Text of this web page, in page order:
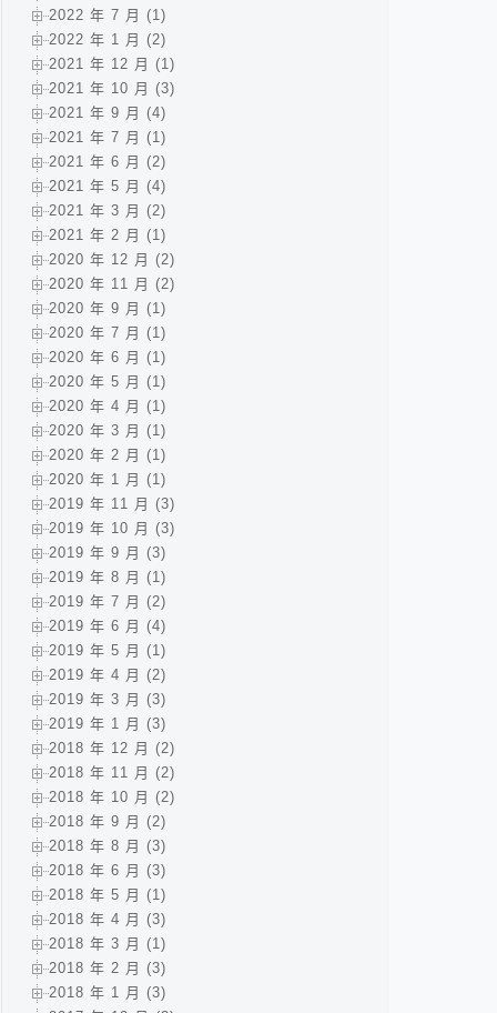
2022 年 7 月 (1)
2022 年 1 月 (2)
2021 年 12 月 (1)
2021 年 10 月 (3)
2021 年 9 月 (4)
2021 年 7 月 (1)
2021 年 6 月 (2)
2021 年 5 月 (4)
2021 年 3 月 (2)
2021 年 2 月 (1)
2020 年 12 月 (2)
2020 年 11 月 (2)
2020 年 9 月 (1)
2020 年 7 月 (1)
2020 年 6 月 (1)
2020 年 5 月 (1)
2020 年 4 月 (1)
2020 年 3 月 (1)
2020 年 2 月 (1)
2020 年 1 月 (1)
2019 年 11 月 (3)
2019 年 10 月 (3)
2019 年 9 月 (3)
2019 年 8 月 (1)
2019 年 7 月 (2)
2019 年 6 月 (4)
2019 年 5 月 (1)
2019 年 4 月 (2)
2019 年 3 月 (3)
2019 年 1 月 (3)
2018 年 12 月 (2)
2018 年 11 月 (2)
2018 年 10 月 (2)
2018 年 9 月 (2)
2018 年 8 月 (3)
2018 年 6 月 (3)
2018 年 5 月 (1)
2018 年 4 月 (3)
2018 年 3 月 (1)
2018 年 2 月 (3)
2018 年 1 月 (3)